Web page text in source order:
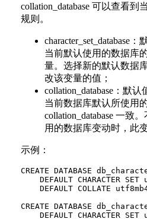
collation_database 可以查看
规则。
character_set_database
当前默认使用的数据库
量。选择新的默认数据
改该变量的值；
collation_database：默
当前数据库默认所使用
collation_database 一致
用的数据库变动时，此
示例：
CREATE DATABASE
DEFAULT CHARACTER SET
DEFAULT COLLATE
CREATE DATABASE
DEFAULT CHARACTER SET